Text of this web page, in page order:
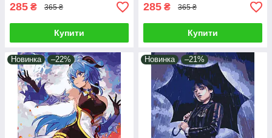
285 ₴ 365 ₴
Купити
285 ₴ 365 ₴
Купити
Новинка –22% Новинка –21%